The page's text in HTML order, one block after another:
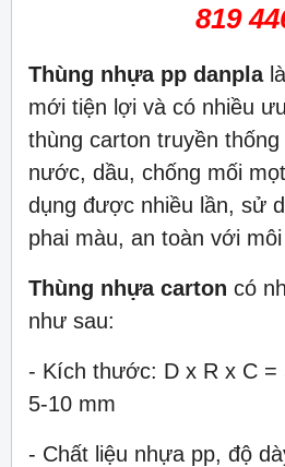
819
Thùng nhựa pp danpla
mới tiện lợi và có nhiều
thùng carton truyền
nước, dầu, chống mối
dụng được nhiều lần, sử
phai màu, an toàn với
Thùng nhựa carton có
như sau:
- Kích thước: D x R x C =
5-10 mm
- Chất liệu nhựa pp, độ